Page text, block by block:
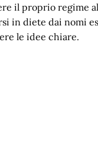
il proprio regime
in diete dai nomi
le idee chiare.